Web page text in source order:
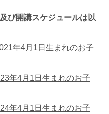
び開講スケジュールは以
年4月1日生まれのお子
年4月1日生まれのお子
年4月1日生まれのお子